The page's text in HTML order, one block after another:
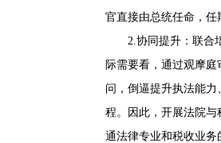
官直接由总统任命，任
2.协同提升：联合培
际需要看，通过观摩
问，倒逼提升执法能
程。因此，开展法院
通法律专业和税收业务